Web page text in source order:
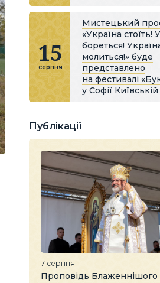
15
серпня
Мистецький
«Україна стоїть!
бореться!
молиться!» буде
представлено
на фестивалі
у Софії Київській
Публікації
7 серпня
Проповідь Блаженнішого